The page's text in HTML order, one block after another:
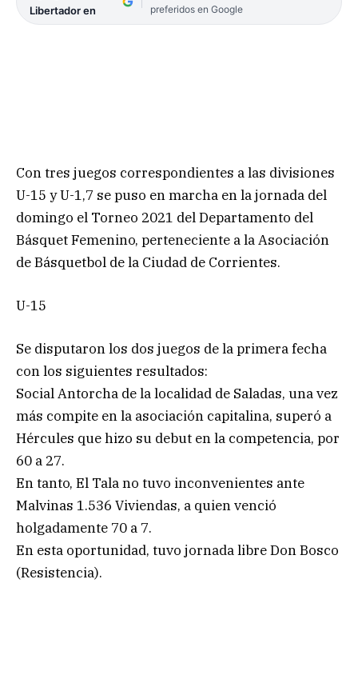
Libertador en
preferidos en Google
Con tres juegos correspondientes a las divisiones
U-15 y U-1,7 se puso en marcha en la jornada del
domingo el Torneo 2021 del Departamento del
Básquet Femenino, perteneciente a la Asociación
de Básquetbol de la Ciudad de Corrientes.
U-15
Se disputaron los dos juegos de la primera fecha
con los siguientes resultados:
Social Antorcha de la localidad de Saladas, una vez
más compite en la asociación capitalina, superó a
Hércules que hizo su debut en la competencia, por
60 a 27.
En tanto, El Tala no tuvo inconvenientes ante
Malvinas 1.536 Viviendas, a quien venció
holgadamente 70 a 7.
En esta oportunidad, tuvo jornada libre Don Bosco
(Resistencia).